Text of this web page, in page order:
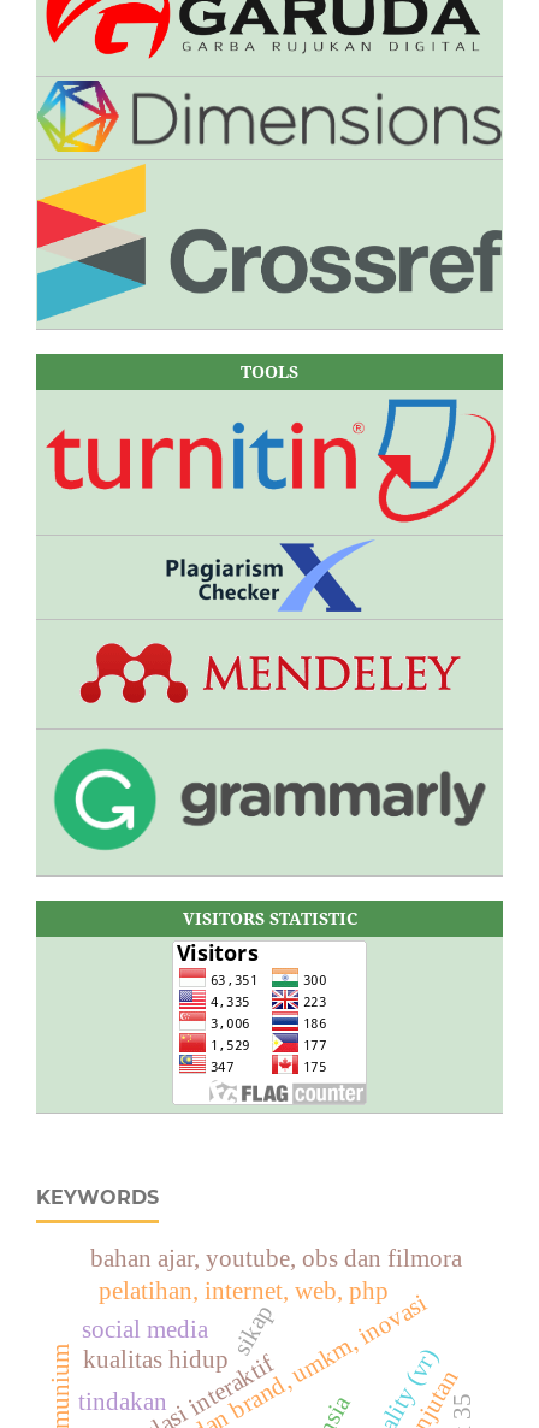
TOOLS
VISITORS STATISTIC
KEYWORDS
kualitas hidup sikap
tindakan
pelatihan, internet, web, php
alumunium
bahan ajar, youtube, obs dan filmora
social media